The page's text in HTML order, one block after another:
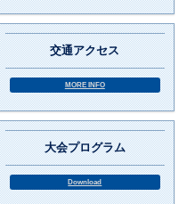
交通アクセス
MORE INFO
大会プログラム
Download